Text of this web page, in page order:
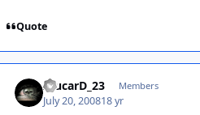
Quote
AlucarD_23 Members
July 20, 200818 yr